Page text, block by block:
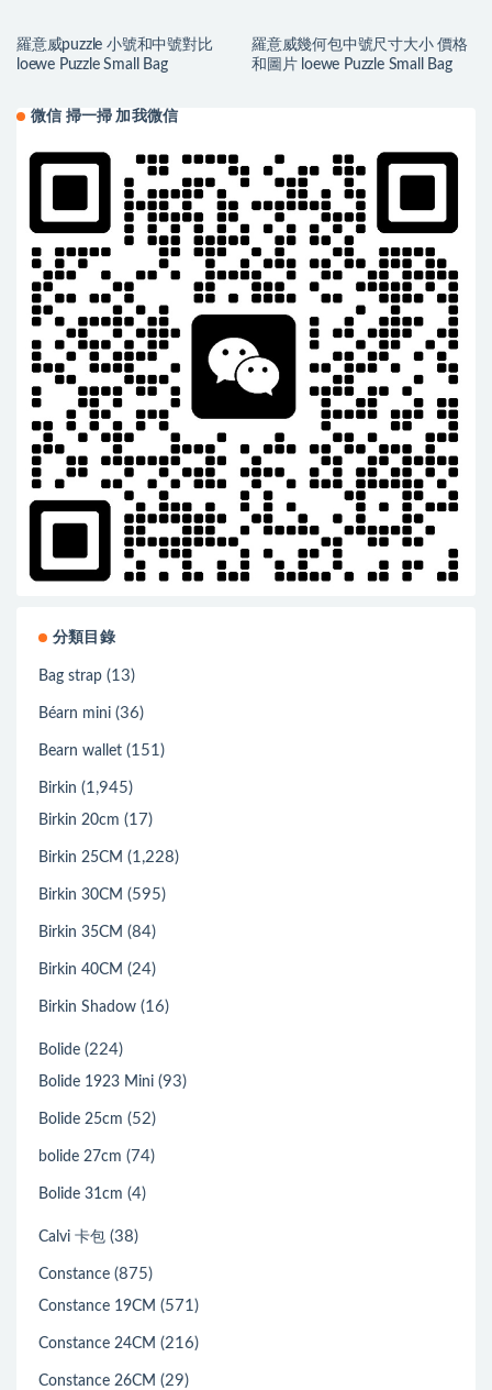
羅意威puzzle 小號和中號對比
loewe Puzzle Small Bag
羅意威幾何包中號尺寸大小 價格
和圖片 loewe Puzzle Small Bag
微信 掃一掃 加我微信
分類目錄
Bag strap (13)
Béarn mini (36)
Bearn wallet (151)
Birkin (1,945)
Birkin 20cm (17)
Birkin 25CM (1,228)
Birkin 30CM (595)
Birkin 35CM (84)
Birkin 40CM (24)
Birkin Shadow (16)
Bolide (224)
Bolide 1923 Mini (93)
Bolide 25cm (52)
bolide 27cm (74)
Bolide 31cm (4)
Calvi 卡包 (38)
Constance (875)
Constance 19CM (571)
Constance 24CM (216)
Constance 26CM (29)